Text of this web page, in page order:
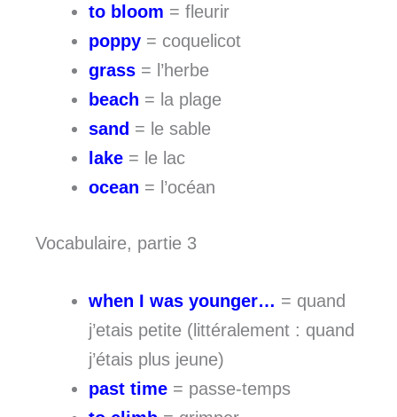
to bloom = fleurir
poppy = coquelicot
grass = l’herbe
beach = la plage
sand = le sable
lake = le lac
ocean = l’océan
Vocabulaire, partie 3
when I was younger… = quand
j’etais petite (littéralement : quand
j’étais plus jeune)
past time = passe-temps